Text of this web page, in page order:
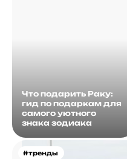
Что подарить Раку:
гид по подаркам для
самого уютного
знака зодиака
#тренды